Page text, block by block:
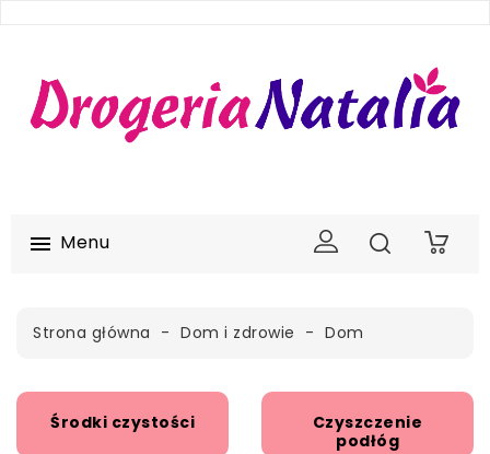
 Menu 0
Strona główna Dom i zdrowie Dom
Środki czystości
Czyszczenie
podłóg